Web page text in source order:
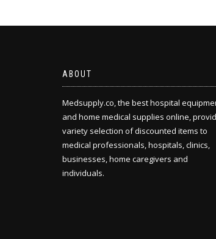
ABOUT
Medsupply.co, the best hospital
and home medical supplies online,
variety selection of discounted items to
medical professionals, hospitals, clinics,
businesses, home caregivers and
individuals.